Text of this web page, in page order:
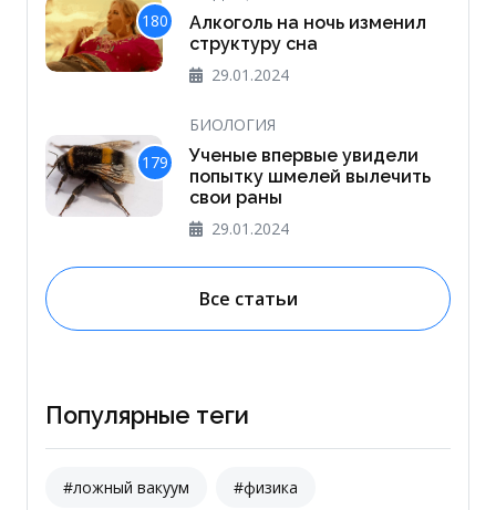
180
Алкоголь на ночь изменил
структуру сна
29.01.2024
179
БИОЛОГИЯ
Ученые впервые увидели
попытку шмелей вылечить
свои раны
29.01.2024
Все статьи
Популярные теги
#ложный вакуум #физика